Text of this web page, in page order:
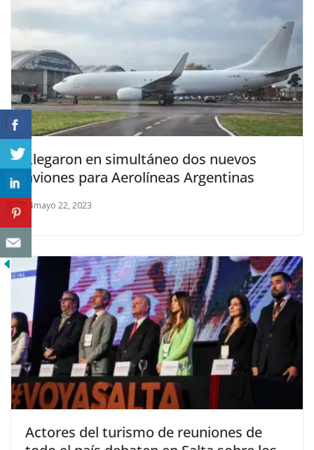
Llegaron en simultáneo dos nuevos
aviones para Aerolíneas Argentinas
mayo 22, 2023
Actores del turismo de reuniones de